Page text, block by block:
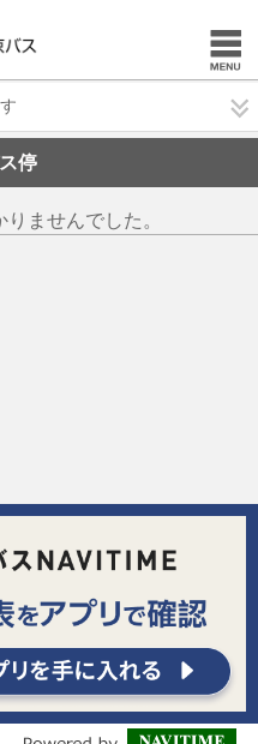
停
ませんでした。